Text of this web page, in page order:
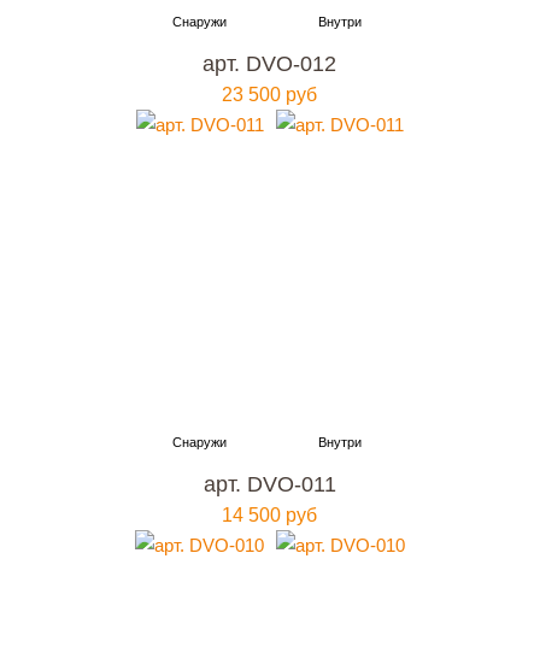
арт. DVO-012
23 500 руб
арт. DVO-011
14 500 руб